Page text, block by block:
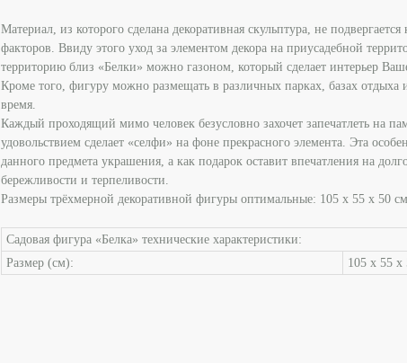
Материал, из которого сделана декоративная скульптура, не
факторов. Ввиду этого уход за элементом декора на приусадебной
территорию близ «Белки» можно газоном, который сделает интерьер
Кроме того, фигуру можно размещать в различных парках, базах отдыха
время.
Каждый проходящий мимо человек безусловно захочет запечатлеть на
удовольствием сделает «селфи» на фоне прекрасного элемента. Эта
данного предмета украшения, а как подарок оставит впечатления на
бережливости и терпеливости.
Размеры трёхмерной декоративной фигуры оптимальные: 105 х 55 х 50
Садовая фигура «Белка» технические характеристики:
Размер (см):
105 х 55 х